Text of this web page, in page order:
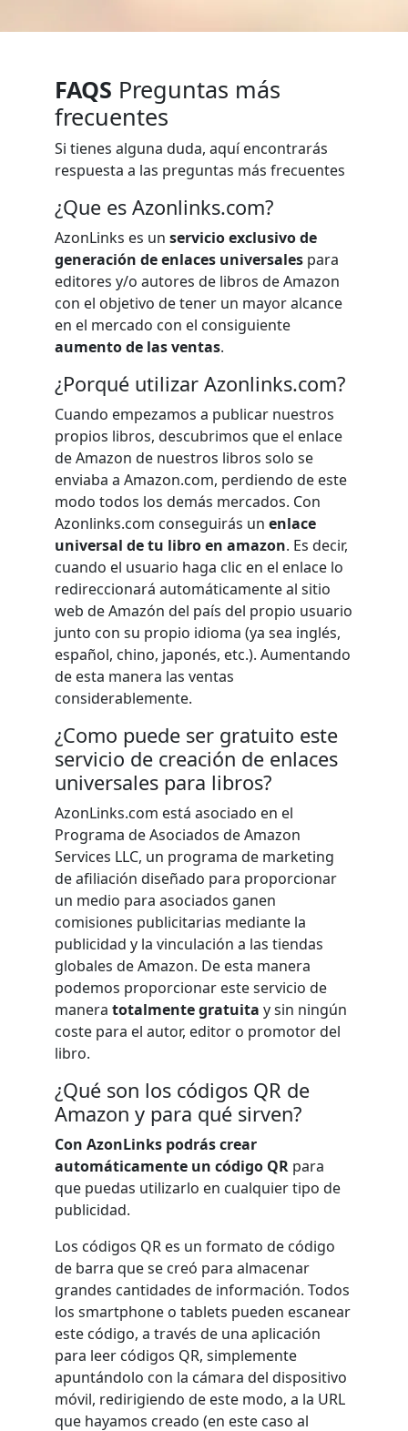
FAQS Preguntas más
frecuentes
Si tienes alguna duda, aquí encontrarás
respuesta a las preguntas más frecuentes
¿Que es Azonlinks.com?
AzonLinks es un servicio exclusivo de
generación de enlaces universales para
editores y/o autores de libros de Amazon
con el objetivo de tener un mayor alcance
en el mercado con el consiguiente
aumento de las ventas.
¿Porqué utilizar Azonlinks.com?
Cuando empezamos a publicar nuestros
propios libros, descubrimos que el enlace
de Amazon de nuestros libros solo se
enviaba a Amazon.com, perdiendo de este
modo todos los demás mercados. Con
Azonlinks.com conseguirás un enlace
universal de tu libro en amazon. Es decir,
cuando el usuario haga clic en el enlace lo
redireccionará automáticamente al sitio
web de Amazón del país del propio usuario
junto con su propio idioma (ya sea inglés,
español, chino, japonés, etc.). Aumentando
de esta manera las ventas
considerablemente.
¿Como puede ser gratuito este
servicio de creación de enlaces
universales para libros?
AzonLinks.com está asociado en el
Programa de Asociados de Amazon
Services LLC, un programa de marketing
de afiliación diseñado para proporcionar
un medio para asociados ganen
comisiones publicitarias mediante la
publicidad y la vinculación a las tiendas
globales de Amazon. De esta manera
podemos proporcionar este servicio de
manera totalmente gratuita y sin ningún
coste para el autor, editor o promotor del
libro.
¿Qué son los códigos QR de
Amazon y para qué sirven?
Con AzonLinks podrás crear
automáticamente un código QR para
que puedas utilizarlo en cualquier tipo de
publicidad.
Los códigos QR es un formato de código
de barra que se creó para almacenar
grandes cantidades de información. Todos
los smartphone o tablets pueden escanear
este código, a través de una aplicación
para leer códigos QR, simplemente
apuntándolo con la cámara del dispositivo
móvil, redirigiendo de este modo, a la URL
que hayamos creado (en este caso al